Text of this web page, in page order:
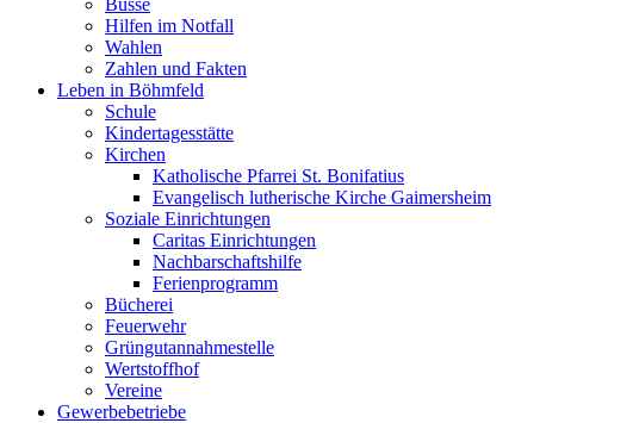
Busse
Hilfen im Notfall
Wahlen
Zahlen und Fakten
Leben in Böhmfeld
Schule
Kindertagesstätte
Kirchen
Katholische Pfarrei St. Bonifatius
Evangelisch lutherische Kirche Gaimersheim
Soziale Einrichtungen
Caritas Einrichtungen
Nachbarschaftshilfe
Ferienprogramm
Bücherei
Feuerwehr
Grüngutannahmestelle
Wertstoffhof
Vereine
Gewerbebetriebe